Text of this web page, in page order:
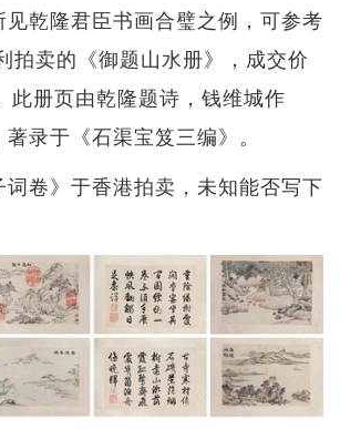
乾隆君臣书画合璧之例，可参考
拍卖的《御题山水册》，成交价
此册页由乾隆题诗，钱维城作
录于《石渠宝笈三编》。
卷》于香港拍卖，未知能否写下